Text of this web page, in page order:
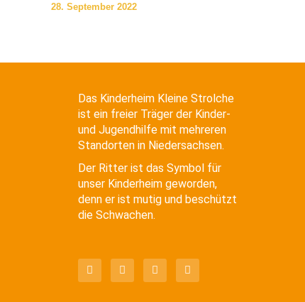
28. September 2022
Das Kinderheim Kleine Strolche
ist ein freier Träger der Kinder-
und Jugendhilfe mit mehreren
Standorten in Niedersachsen.
Der Ritter ist das Symbol für
unser Kinderheim geworden,
denn er ist mutig und beschützt
die Schwachen.